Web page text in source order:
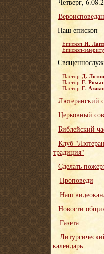
Наш епископ
Епископ И.
Епископ-
Пастор Д. Лотов
Пастор Е.
Пастор Г.
Лютеранский
Церковный
Библейский
Клуб
традиция"
Сделать
Проповеди
Наш
Новости
Газета
календарь